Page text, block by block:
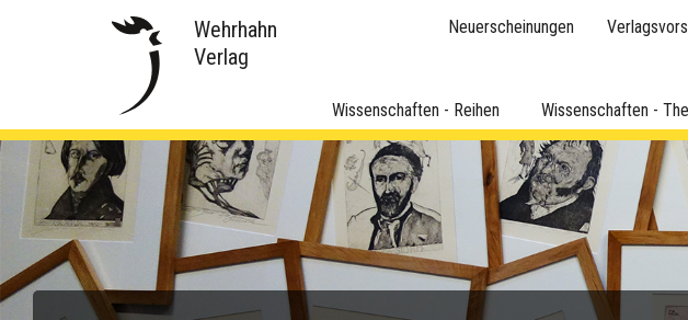
Wehrhahn
Verlag
Neuerscheinungen
Wissenschaften - Reihen Wissenschaften -